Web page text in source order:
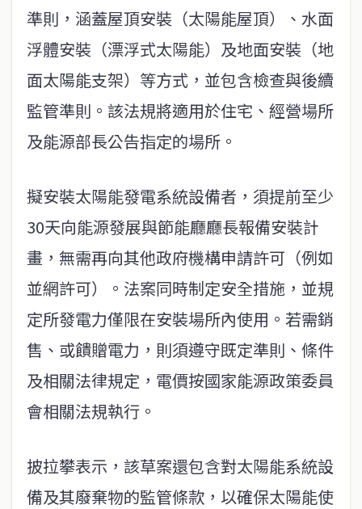
準則，涵蓋屋頂安裝（太陽能屋頂）、水面
浮體安裝（漂浮式太陽能）及地面安裝（地
面太陽能支架）等方式，並包含檢查與後續
監管準則。該法規將適用於住宅、經營場所
及能源部長公告指定的場所。
擬安裝太陽能發電系統設備者，須提前至少
30天向能源發展與節能廳廳長報備安裝計
畫，無需再向其他政府機構申請許可（例如
並網許可）。法案同時制定安全措施，並規
定所發電力僅限在安裝場所內使用。若需銷
售、或饋贈電力，則須遵守既定準則、條件
及相關法律規定，電價按國家能源政策委員
會相關法規執行。
披拉攀表示，該草案還包含對太陽能系統設
備及其廢棄物的監管條款，以確保太陽能使